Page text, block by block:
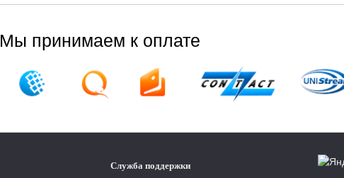
Мы принимаем к оплате
Служба поддержки